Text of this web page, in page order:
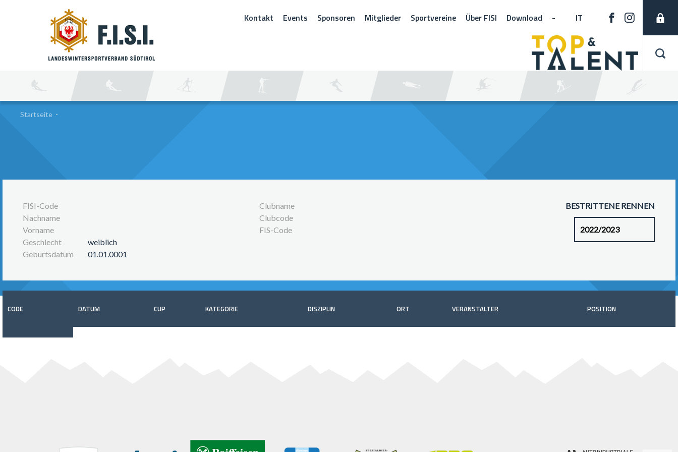
Kontakt Events Sponsoren Mitglieder Sportvereine Über FISI Download - IT
Startseite -
FISI-Code
Nachname
Vorname
Geschlecht
weiblich
Geburtsdatum
01.01.0001
Clubname
Clubcode
FIS-Code
BESTRITTENE RENNEN
CODE DATUM CUP KATEGORIE DISZIPLIN ORT VERANSTALTER POSITION